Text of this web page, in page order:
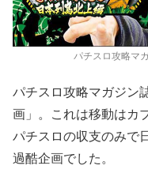
パチスロ攻略マ
パチスロ攻略マガジン
画」。これは移動はカ
パチスロの収支のみで
過酷企画でした。